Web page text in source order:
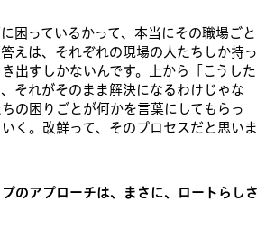
困っているかって、本当にその職場ごと
えは、それぞれの現場の人たちしか持っ
出すしかないんです。上から「こうした
それがそのまま解決になるわけじゃな
の困りごとが何かを言葉にしてもらっ
く。改鮮って、そのプロセスだと思いま
のアプローチは、まさに、ロートらしさ